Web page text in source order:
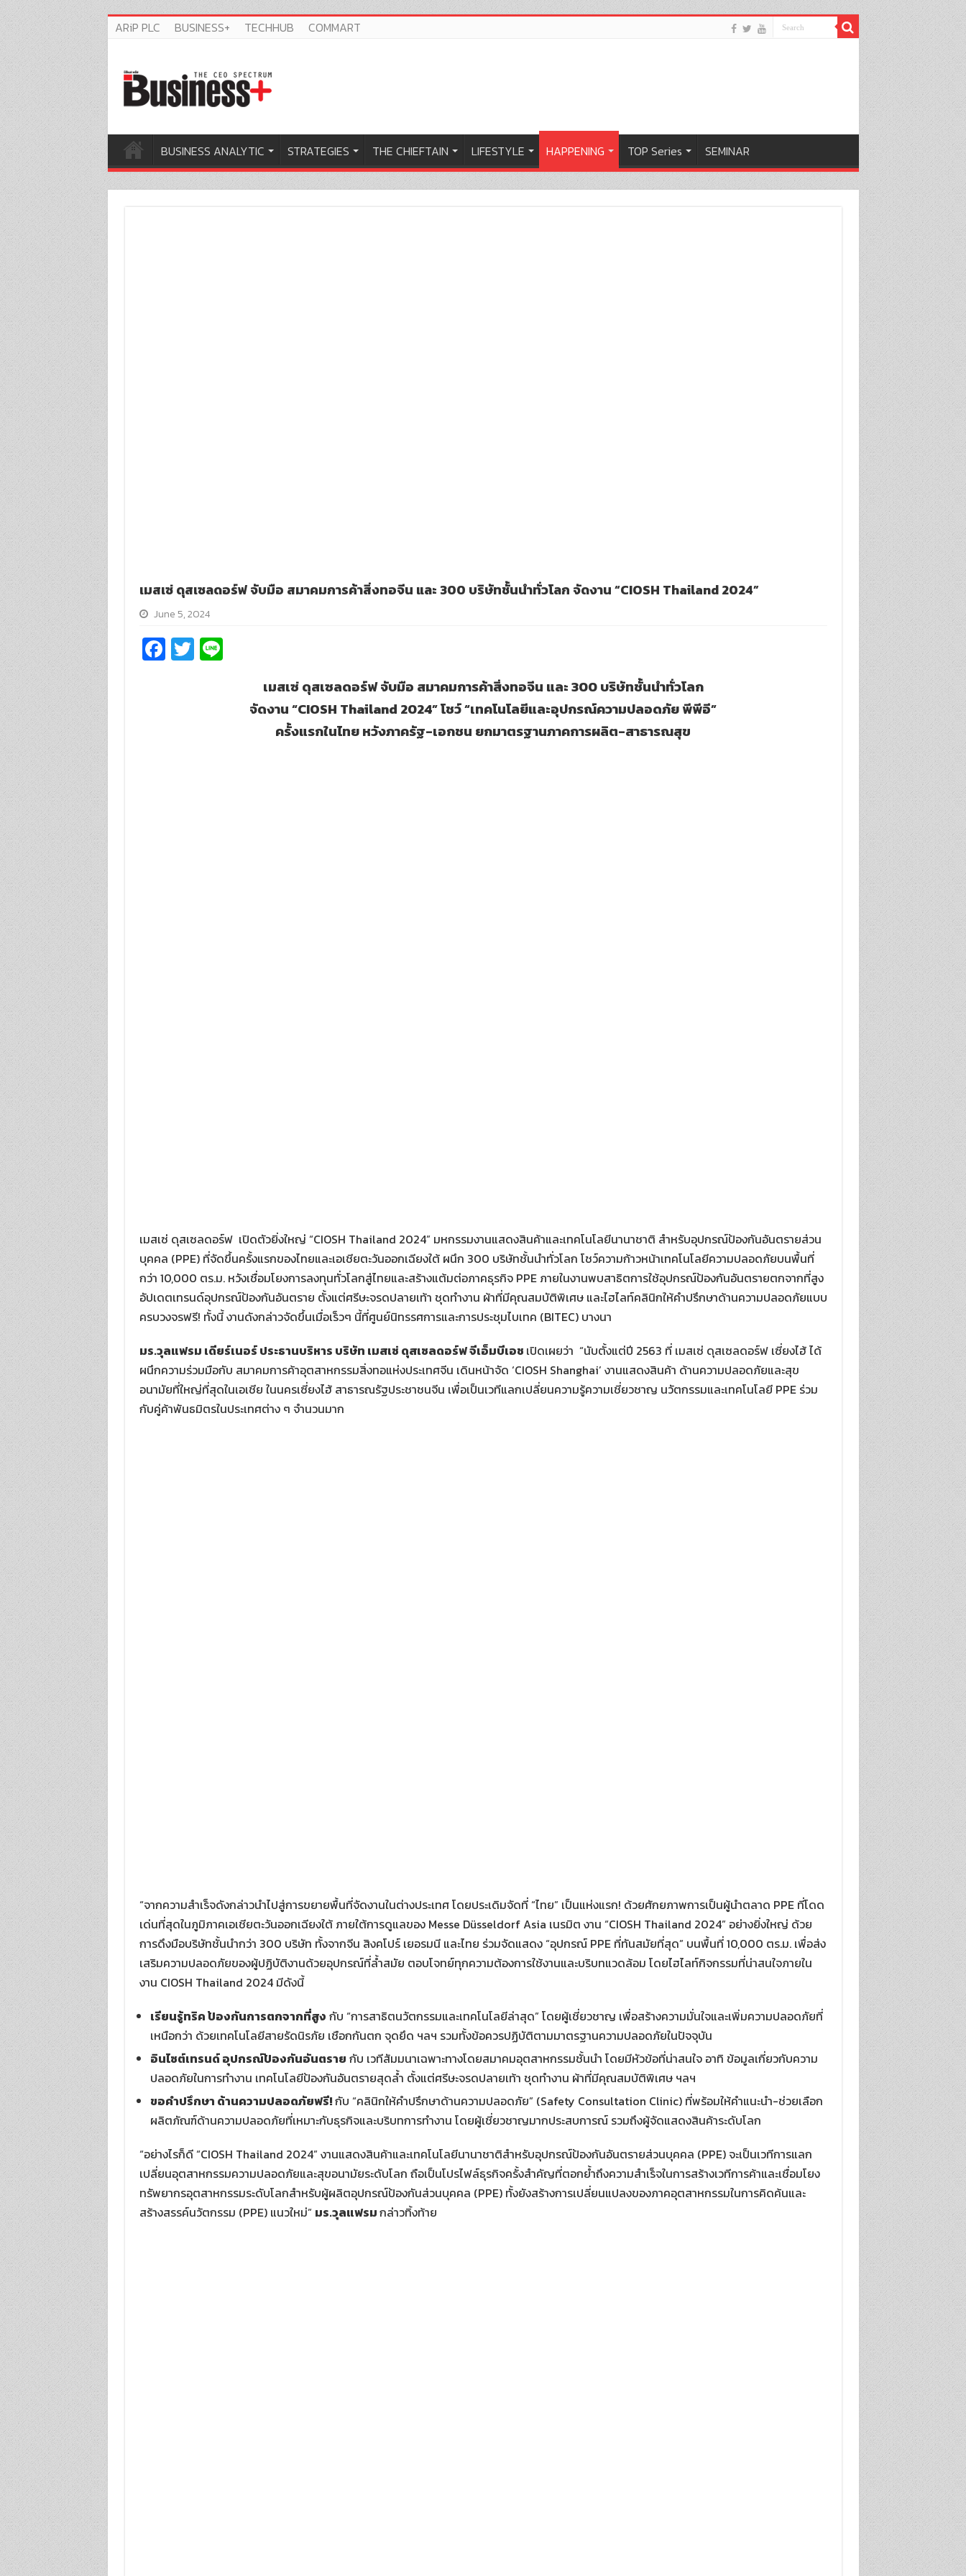
ARiP PLC BUSINESS+ TECHHUB COMMART
BUSINESS ANALYTIC STRATEGIES THE CHIEFTAIN LIFESTYLE HAPPENING TOP Series SEMINAR
เมสเซ่ ดุสเซลดอร์ฟ จับมือ สมาคมการค้าสิ่งทอจีน และ 300 บริษัทชั้นนำทั่วโลก จัดงาน “CIOSH Thailand 2024”
June 5, 2024
Fa
ce
T
wi
Li
เมสเซ่ ดุสเซลดอร์ฟ จับมือ สมาคมการค้าสิ่งทอจีน และ300 บริษัทชั้นนำทั่วโลก
จัดงาน “CIOSH Thailand 2024” โชว์ “เทคโนโลยีและอุปกรณ์ความปลอดภัย พีพีอี”
ครั้งแรกในไทย หวังภาครัฐ-เอกชน ยกมาตรฐานภาคการผลิต-สาธารณสุข
เมสเซ่ ดุสเซลดอร์ฟ เปิดตัวยิ่งใหญ่ “CIOSH Thailand 2024” มหกรรมงานแสดงสินค้าและเทคโนโลยีนานาชาติ สำหรับอุปกรณ์ป้องกันอันตรายส่วน
บุคคล (PPE) ที่จัดขึ้นครั้งแรกของไทยและเอเชียตะวันออกเฉียงใต้ ผนึก 300 บริษัทชั้นนำทั่วโลก โชว์ความก้าวหน้าเทคโนโลยีความปลอดภัยบนพื้นที่
กว่า 10,000 ตร.ม. หวังเชื่อมโยงการลงทุนทั่วโลกสู่ไทยและสร้างแต้มต่อภาคธุรกิจ PPE ภายในงานพบสาธิตการใช้อุปกรณ์ป้องกันอันตรายตกจากที่สูง
อัปเดตเทรนด์อุปกรณ์ป้องกันอันตราย ตั้งแต่ศรีษะจรดปลายเท้า ชุดทำงาน ผ้าที่มีคุณสมบัติพิเศษ และไฮไลท์คลินิกให้คำปรึกษาด้านความปลอดภัยแบบ
ครบวงจรฟรี! ทั้งนี้ งานดังกล่าวจัดขึ้นเมื่อเร็วๆ นี้ที่ศูนย์นิทรรศการและการประชุมไบเทค (BITEC) บางนา
มร.วุลแฟรม เดียร์เนอร์ ประธานบริหาร บริษัท เมสเซ่ ดุสเซลดอร์ฟ จีเอ็มบีเอช เปิดเผยว่า “นับตั้งแต่ปี 2563 ที่ เมสเซ่ ดุสเซลดอร์ฟ เซี่ยงไฮ้ ได้
ผนึกความร่วมมือกับ สมาคมการค้าอุตสาหกรรมสิ่งทอแห่งประเทศจีน เดินหน้าจัด ‘CIOSH Shanghai’ งานแสดงสินค้า ด้านความปลอดภัยและสุข
อนามัยที่ใหญ่ที่สุดในเอเชีย ในนครเซี่ยงไฮ้ สาธารณรัฐประชาชนจีน เพื่อเป็นเวทีแลกเปลี่ยนความรู้ความเชี่ยวชาญ นวัตกรรมและเทคโนโลยี PPE ร่วม
กับคู่ค้าพันธมิตรในประเทศต่าง ๆ จำนวนมาก
“จากความสำเร็จดังกล่าวนำไปสู่การขยายพื้นที่จัดงานในต่างประเทศ โดยประเดิมจัดที่ “ไทย” เป็นแห่งแรก! ด้วยศักยภาพการเป็นผู้นำตลาด PPE ที่โดด
เด่นที่สุดในภูมิภาคเอเชียตะวันออกเฉียงใต้ ภายใต้การดูแลของ Messe Düsseldorf Asia เนรมิต งาน “CIOSH Thailand 2024” อย่างยิ่งใหญ่ ด้วย
การดึงมือบริษัทชั้นนำกว่า 300 บริษัท ทั้งจากจีน สิงคโปร์ เยอรมนี และไทย ร่วมจัดแสดง “อุปกรณ์ PPE ที่ทันสมัยที่สุด” บนพื้นที่ 10,000 ตร.ม. เพื่อส่ง
เสริมความปลอดภัยของผู้ปฏิบัติงานด้วยอุปกรณ์ที่ล้ำสมัย ตอบโจทย์ทุกความต้องการใช้งานและบริบทแวดล้อม โดยไฮไลท์กิจกรรมที่น่าสนใจภายใน
งาน CIOSH Thailand 2024 มีดังนี้
เรียนรู้ทริค ป้องกันการตกจากที่สูง กับ “การสาธิตนวัตกรรมและเทคโนโลยีล่าสุด” โดยผู้เชี่ยวชาญ เพื่อสร้างความมั่นใจและเพิ่มความปลอดภัยที่
เหนือกว่า ด้วยเทคโนโลยีสายรัดนิรภัย เชือกกันตก จุดยึด ฯลฯ รวมทั้งข้อควรปฏิบัติตามมาตรฐานความปลอดภัยในปัจจุบัน
อินไซต์เทรนด์ อุปกรณ์ป้องกันอันตราย กับ เวทีสัมมนาเฉพาะทางโดยสมาคมอุตสาหกรรมชั้นนำ โดยมีหัวข้อที่น่าสนใจ อาทิ ข้อมูลเกี่ยวกับความ
ปลอดภัยในการทำงาน เทคโนโลยีป้องกันอันตรายสุดล้ำ ตั้งแต่ศรีษะจรดปลายเท้า ชุดทำงาน ผ้าที่มีคุณสมบัติพิเศษ ฯลฯ
ขอคำปรึกษา ด้านความปลอดภัยฟรี!กับ “คลินิกให้คำปรึกษาด้านความปลอดภัย” (Safety Consultation Clinic) ที่พร้อมให้คำแนะนำ-ช่วยเลือก
ผลิตภัณฑ์ด้านความปลอดภัยที่เหมาะกับธุรกิจและบริบทการทำงาน โดยผู้เชี่ยวชาญมากประสบการณ์ รวมถึงผู้จัดแสดงสินค้าระดับโลก
“อย่างไรก็ดี “CIOSH Thailand 2024” งานแสดงสินค้าและเทคโนโลยีนานาชาติสำหรับอุปกรณ์ป้องกันอันตรายส่วนบุคคล (PPE) จะเป็นเวทีการแลก
เปลี่ยนอุตสาหกรรมความปลอดภัยและสุขอนามัยระดับโลก ถือเป็นโปรไฟล์ธุรกิจครั้งสำคัญที่ตอกย้ำถึงความสำเร็จในการสร้างเวทีการค้าและเชื่อมโยง
ทรัพยากรอุตสาหกรรมระดับโลกสำหรับผู้ผลิตอุปกรณ์ป้องกันส่วนบุคคล (PPE) ทั้งยังสร้างการเปลี่ยนแปลงของภาคอุตสาหกรรมในการคิดค้นและ
สร้างสรรค์นวัตกรรม (PPE) แนวใหม่” มร.วุลแฟรมกล่าวทิ้งท้าย